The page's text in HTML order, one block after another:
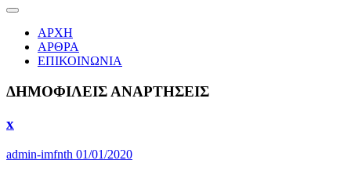
ΑΡΧΗ
ΑΡΘΡΑ
ΕΠΙΚΟΙΝΩΝΙΑ
ΔΗΜΟΦΙΛΕΙΣ ΑΝΑΡΤΗΣΕΙΣ
x
admin-imfnth 01/01/2020